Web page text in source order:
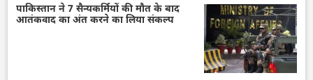
भारत-कनाडा विवाद
खालिस्तान
अलगाववाद
पाकिस्तान ने 7 सैन्यकर्मियों की मौत के बाद
आतंकवाद का अंत करने का लिया संकल्प